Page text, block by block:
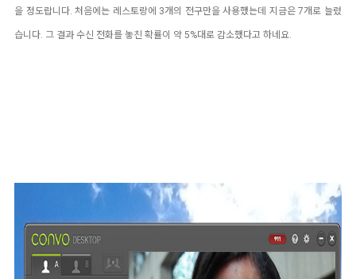
을 정도랍니다.처음에는 레스토랑에 3개의 전구만을 사용했는데 지금은 7개로 늘렸
습니다. 그 결과 수신 전화를 놓친 확률이 약 5%대로 감소했다고 하네요.